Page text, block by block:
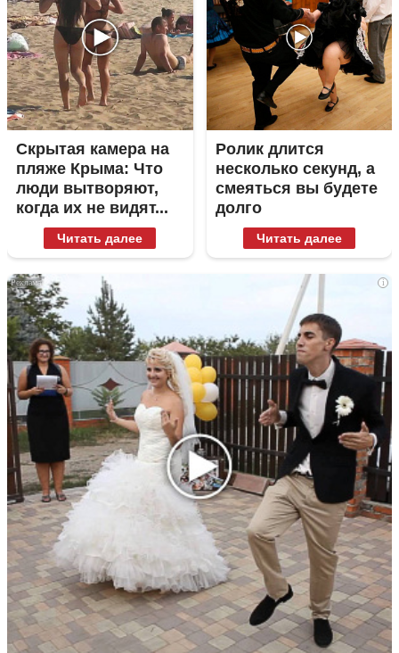
Скрытая камера на
пляже Крыма: Что
люди вытворяют,
когда их не видят...
Читать далее
Ролик длится
несколько секунд, а
смеяться вы будете
долго
Читать далее
i